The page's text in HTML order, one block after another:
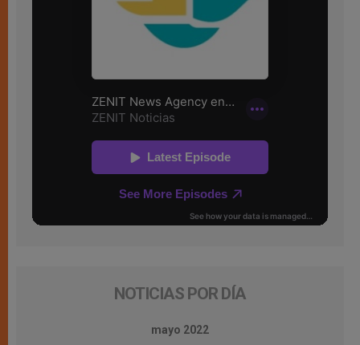
NOTICIAS POR DÍA
mayo 2022